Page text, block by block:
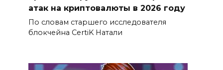
атак на криптовалюты в 2026 году
По словам старшего исследователя
блокчейна CertiK Натали